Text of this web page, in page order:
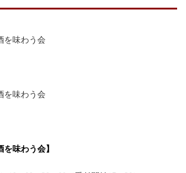
を味わう会
を味わう会
を味わう会】